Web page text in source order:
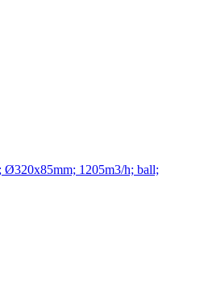
1205m3/h; ball;